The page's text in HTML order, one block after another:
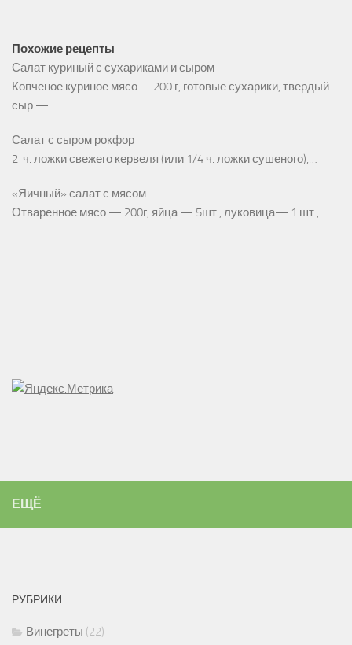
Похожие рецепты
Салат куриный с сухариками и сыром
Копченое куриное мясо— 200 г, готовые сухарики, твердый
сыр —…
Салат с сыром рокфор
2 ч. ложки свежего кервеля (или 1/4 ч. ложки сушеного),…
«Яичный» салат с мясом
Отваренное мясо — 200г, яйца — 5шт., луковица— 1 шт.,…
ЕЩЁ
РУБРИКИ
Винегреты (22)